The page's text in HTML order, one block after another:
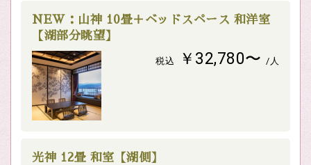
NEW：山神 10畳＋ベッドスペース 和洋室
【湖部分眺望】
税込 ￥32,780〜 /人
光神 12畳 和室【湖側】